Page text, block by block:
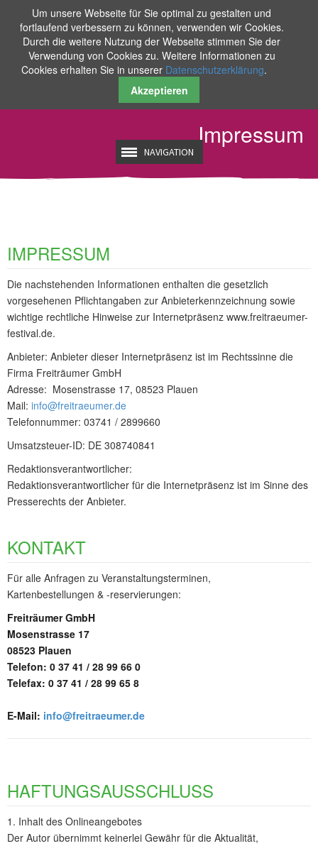
NAVIGATION
Impressum
IMPRESSUM
Die nachstehenden Informationen enthalten die gesetzlich
vorgesehenen Pflichtangaben zur Anbieterkennzeichnung sowie
wichtige rechtliche Hinweise zur Internetpräsenz www.freitraeumer-
festival.de.
Anbieter: Anbieter dieser Internetpräsenz ist im Rechtssinne die
Firma Freiträumer GmbH
Adresse: Mosenstrasse 17, 08523 Plauen
Mail: info@freitraeumer.de
Telefonnummer: 03741 / 2899660
Umsatzsteuer-ID: DE 308740841
Redaktionsverantwortlicher:
Redaktionsverantwortlicher für die Internetpräsenz ist im Sinne des
Presserechts der Anbieter.
KONTAKT
Für alle Anfragen zu Veranstaltungsterminen,
Kartenbestellungen & -reservierungen:
Freiträumer GmbH
Mosenstrasse 17
08523 Plauen
Telefon: 0 37 41 / 28 99 66 0
Telefax: 0 37 41 / 28 99 65 8
E-Mail: info@freitraeumer.de
HAFTUNGSAUSSCHLUSS
1. Inhalt des Onlineangebotes
Der Autor übernimmt keinerlei Gewähr für die Aktualität,
Um unsere Webseite für Sie optimal zu gestalten und
fortlaufend verbessern zu können, verwenden wir Cookies.
Durch die weitere Nutzung der Webseite stimmen Sie der
Verwendung von Cookies zu. Weitere Informationen zu
Cookies erhalten Sie in unserer Datenschutzerklärung.
Akzeptieren